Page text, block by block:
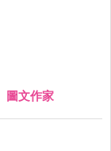
圖文作家